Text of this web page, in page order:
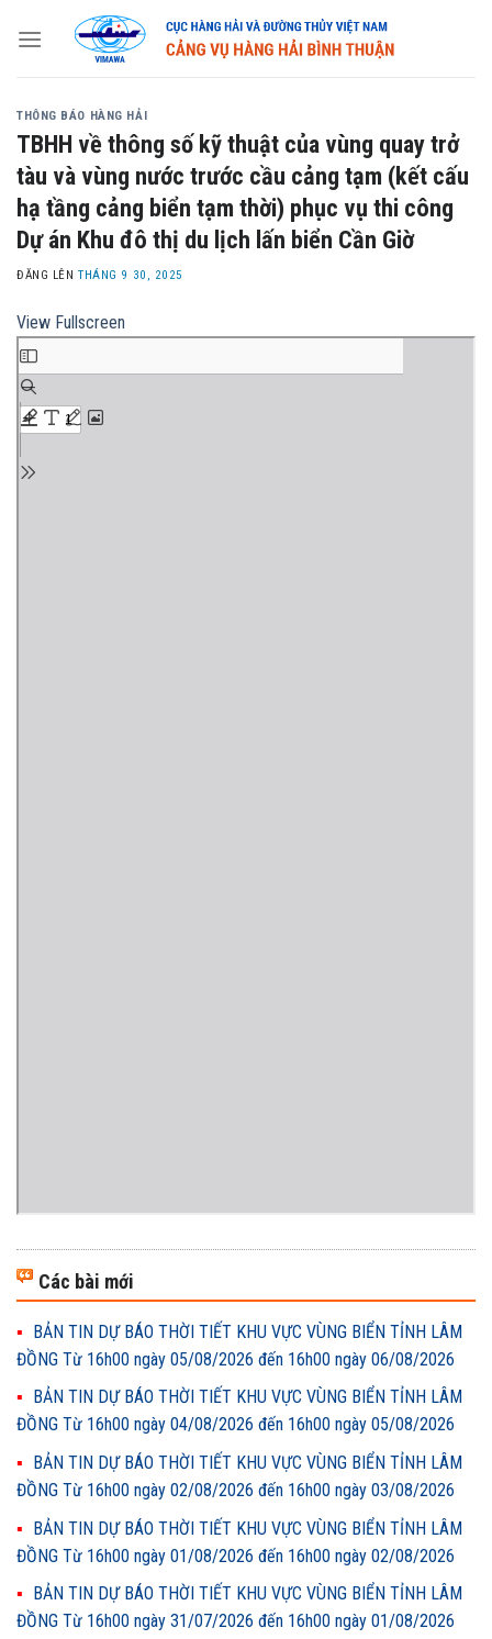
THÔNG BÁO HÀNG HẢI
TBHH về thông số kỹ thuật của vùng quay trở
tàu và vùng nước trước cầu cảng tạm (kết cấu
hạ tầng cảng biển tạm thời) phục vụ thi công
Dự án Khu đô thị du lịch lấn biển Cần Giờ
ĐĂNG LÊNTHÁNG 9 30, 2025
View Fullscreen
Các bài mới
BẢN TIN DỰ BÁO THỜI TIẾT KHU VỰC VÙNG BIỂN TỈNH LÂM
ĐỒNG Từ 16h00 ngày 05/08/2026 đến 16h00 ngày 06/08/2026
BẢN TIN DỰ BÁO THỜI TIẾT KHU VỰC VÙNG BIỂN TỈNH LÂM
ĐỒNG Từ 16h00 ngày 04/08/2026 đến 16h00 ngày 05/08/2026
BẢN TIN DỰ BÁO THỜI TIẾT KHU VỰC VÙNG BIỂN TỈNH LÂM
ĐỒNG Từ 16h00 ngày 02/08/2026 đến 16h00 ngày 03/08/2026
BẢN TIN DỰ BÁO THỜI TIẾT KHU VỰC VÙNG BIỂN TỈNH LÂM
ĐỒNG Từ 16h00 ngày 01/08/2026 đến 16h00 ngày 02/08/2026
BẢN TIN DỰ BÁO THỜI TIẾT KHU VỰC VÙNG BIỂN TỈNH LÂM
ĐỒNG Từ 16h00 ngày 31/07/2026 đến 16h00 ngày 01/08/2026